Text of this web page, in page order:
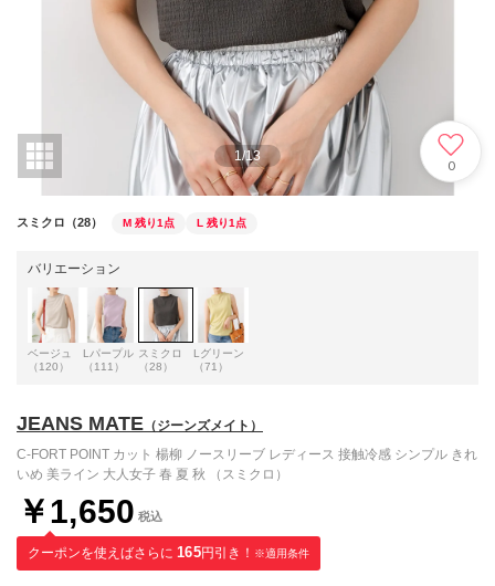
1/13
0
スミクロ（28） M 残り1点 L 残り1点
バリエーション
ベージュ
（120）
Lパープル
（111）
スミクロ
（28）
Lグリーン
（71）
JEANS MATE （ジーンズメイト）
C-FORT POINT カット 楊柳 ノースリーブ レディース 接触冷感 シンプル きれ
いめ 美ライン 大人女子 春 夏 秋 （スミクロ）
￥1,650 税込
クーポンを使えばさらに 165円引き！ ※適用条件